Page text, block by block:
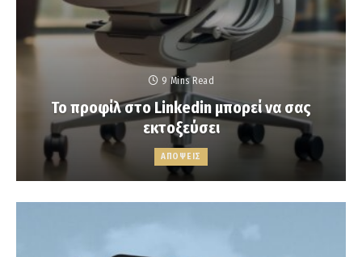
9 Mins Read
Το προφίλ στο Linkedin μπορεί να σας
εκτοξεύσει
ΑΠΟΨΕΙΣ